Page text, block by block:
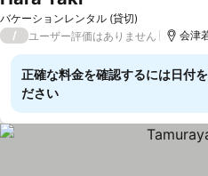
バケーションレンタル (貸切)
/ ユーザー評価はありません 会津
正確な料金を確認するには日付
ださい